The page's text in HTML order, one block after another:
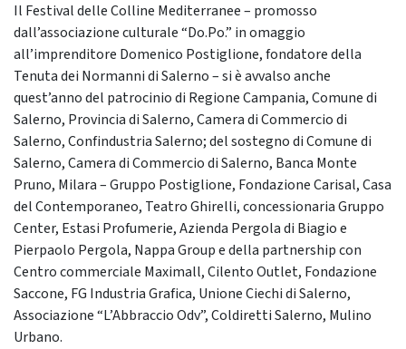
Il Festival delle Colline Mediterranee – promosso
dall’associazione culturale “Do.Po.” in omaggio
all’imprenditore Domenico Postiglione, fondatore della
Tenuta dei Normanni di Salerno – si è avvalso anche
quest’anno del patrocinio di Regione Campania, Comune di
Salerno, Provincia di Salerno, Camera di Commercio di
Salerno, Confindustria Salerno; del sostegno di Comune di
Salerno, Camera di Commercio di Salerno, Banca Monte
Pruno, Milara – Gruppo Postiglione, Fondazione Carisal, Casa
del Contemporaneo, Teatro Ghirelli, concessionaria Gruppo
Center, Estasi Profumerie, Azienda Pergola di Biagio e
Pierpaolo Pergola, Nappa Group e della partnership con
Centro commerciale Maximall, Cilento Outlet, Fondazione
Saccone, FG Industria Grafica, Unione Ciechi di Salerno,
Associazione “L’Abbraccio Odv”, Coldiretti Salerno, Mulino
Urbano.